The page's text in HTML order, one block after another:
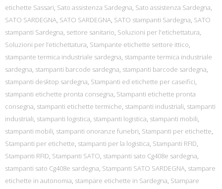
etichette Sassari, Sato assistenza Sardegna, Sato assistenza Sardegna,
SATO SARDEGNA, SATO SARDEGNA, SATO stampanti Sardegna, SATO
stampanti Sardegna, settore sanitario, Soluzioni per l'etichettatura,
Soluzioni per l’etichettatura, Stampante etichette settore ittico,
stampante termica industriale sardegna, stampante termica industriale
sardegna, stampanti barcode sardegna, stampanti barcode sardegna,
stampanti desktop sardegna, Stampanti ed etichette per caseifici,
stampanti etichette pronta consegna, Stampanti etichette pronta
consegna, stampanti etichette termiche, stampanti industriali, stampanti
industriali, stampanti logistica, stampanti logistica, stampanti mobili,
stampanti mobili, stampanti onoranze funebri, Stampanti per etichette,
Stampanti per etichette, stampanti per la logistica, Stampanti RFID,
Stampanti RFID, Stampanti SATO, stampanti sato Cg408e sardegna,
stampanti sato Cg408e sardegna, Stampanti SATO SARDEGNA, stampare
etichette in autonomia, stampare etichette in Sardegna, Stampare